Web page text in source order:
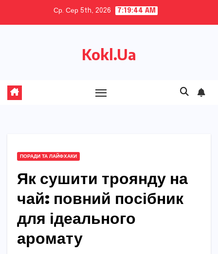
Ср. Сер 5th, 2026 7:19:46 AM
Kokl.Ua
ПОРАДИ ТА ЛАЙФХАКИ
Як сушити троянду на
чай: повний посібник
для ідеального
аромату